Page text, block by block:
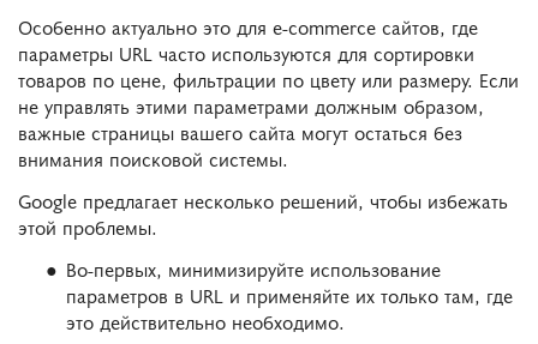
Особенно актуально это для e-commerce сайтов, где
параметры URL часто используются для сортировки
товаров по цене, фильтрации по цвету или размеру. Если
не управлять этими параметрами должным образом,
важные страницы вашего сайта могут остаться без
внимания поисковой системы.
Google предлагает несколько решений, чтобы избежать
этой проблемы.
Во-первых, минимизируйте использование
параметров в URL и применяйте их только там, где
это действительно необходимо.